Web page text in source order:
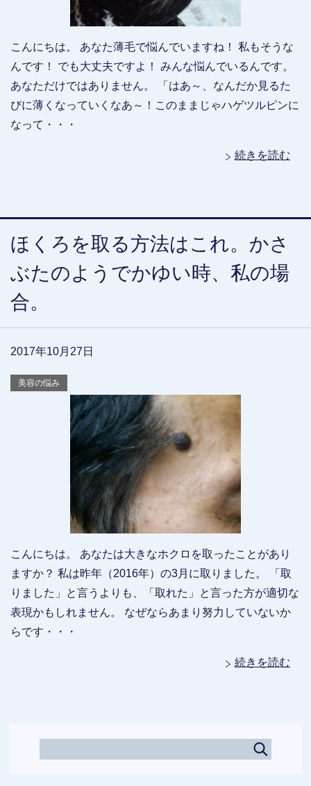
こんにちは。 あなた薄毛で悩んでいますね！ 私もそうな
んです！ でも大丈夫ですよ！ みんな悩んでいるんです。
あなただけではありません。 「はあ～、なんだか見るた
びに薄くなっていくなあ～！このままじゃハゲツルピンに
なって・・・
続きを読む
ほくろを取る方法はこれ。かさ
ぶたのようでかゆい時、私の場
合。
2017年10月27日
美容の悩み
こんにちは。 あなたは大きなホクロを取ったことがあり
ますか？ 私は昨年（2016年）の3月に取りました。 「取
りました」と言うよりも、「取れた」と言った方が適切な
表現かもしれません。 なぜならあまり努力していないか
らです・・・
続きを読む